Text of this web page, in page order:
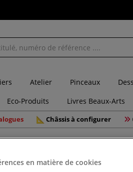
Atelier Pinceaux
Eco-Produits Livres Beaux-Arts
Châssis à configurer
noir
en matière de cookies